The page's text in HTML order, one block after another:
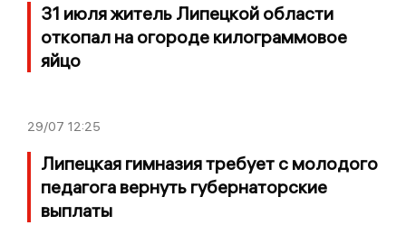
31 июля житель Липецкой области
откопал на огороде килограммовое
яйцо
29/07 12:25
Липецкая гимназия требует с молодого
педагога вернуть губернаторские
выплаты